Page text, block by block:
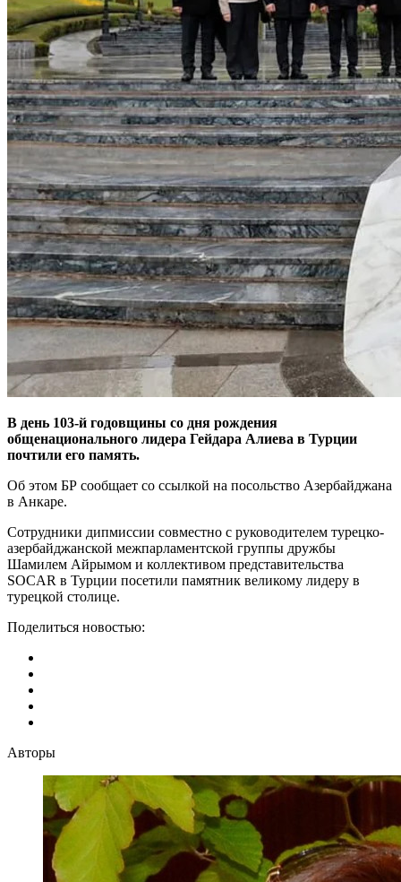
В день 103-й годовщины со дня рождения
общенационального лидера Гейдара Алиева в Турции
почтили его память.
Об этом БР сообщает со ссылкой на посольство Азербайджана
в Анкаре.
Сотрудники дипмиссии совместно с руководителем турецко-
азербайджанской межпарламентской группы дружбы
Шамилем Айрымом и коллективом представительства
SOCAR в Турции посетили памятник великому лидеру в
турецкой столице.
Поделиться новостью:
Авторы